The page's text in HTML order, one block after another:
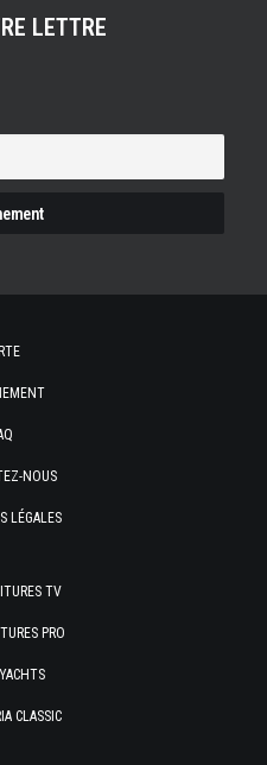
LETTRE
NOUS
LÉGALES
TV
PRO
CLASSIC